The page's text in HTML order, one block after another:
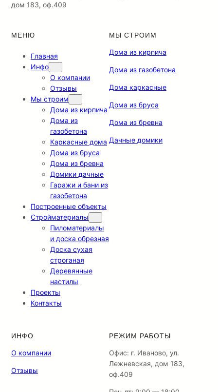
дом 183, оф.409
МЕНЮ
Главная
Инфо
О компании
Отзывы
Мы строим
Дома из кирпича
Дома из
газобетона
Каркасные дома
Дома из бруса
Дома из бревна
Домики дачные
Гаражи и бани из
газобетона
Построенные объекты
Стройматериалы
Пиломатериалы
и доска обрезная
Доска сухая
строганая
Деревянные
настилы
Проекты
Контакты
МЫ СТРОИМ
Дома из кирпича
Дома из газобетона
Дома каркасные
Дома из бруса
Дома из бревна
Дачные домики
ИНФО
О компании
Отзывы
РЕЖИМ РАБОТЫ
Офис: г. Иваново, ул.
Лежневская, дом 183,
оф.409